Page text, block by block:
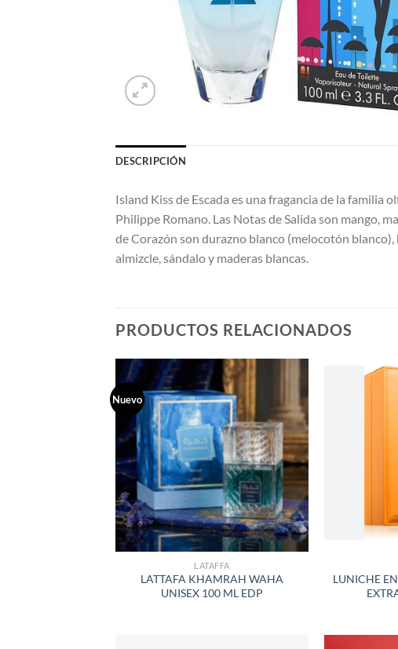
DESCRIPCIÓN
Island Kiss de Escada es una fragancia de la familia
Philippe Romano. Las Notas de Salida son mango,
de Corazón son durazno blanco (melocotón
almizcle, sándalo y maderas blancas.
PRODUCTOS RELACIONADOS
Nuevo
AÑADIR
A LA
LISTA
DE
DESEOS
LATAFFA
LATTAFA KHAMRAH WAHA
UNISEX 100 ML EDP
LUNICHE